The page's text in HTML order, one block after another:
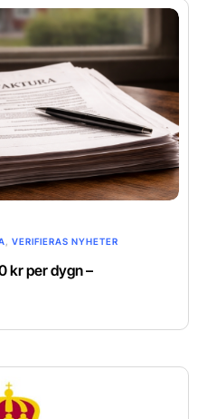
VERIFIERAS NYHETER
kr per dygn –